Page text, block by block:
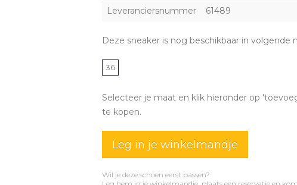
Leveranciersnummer 61489
Deze sneaker is nog beschikbaar in volgende
36
Selecteer je maat en klik hieronder op
te kopen.
Leg in je winkelmandje
Wil je deze schoen eerst passen?